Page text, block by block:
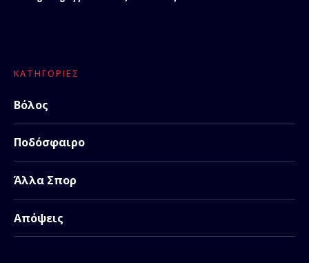
ΚΑΤΗΓΟΡΊΕΣ
Βόλος
Ποδόσφαιρο
Άλλα Σπορ
Απόψεις